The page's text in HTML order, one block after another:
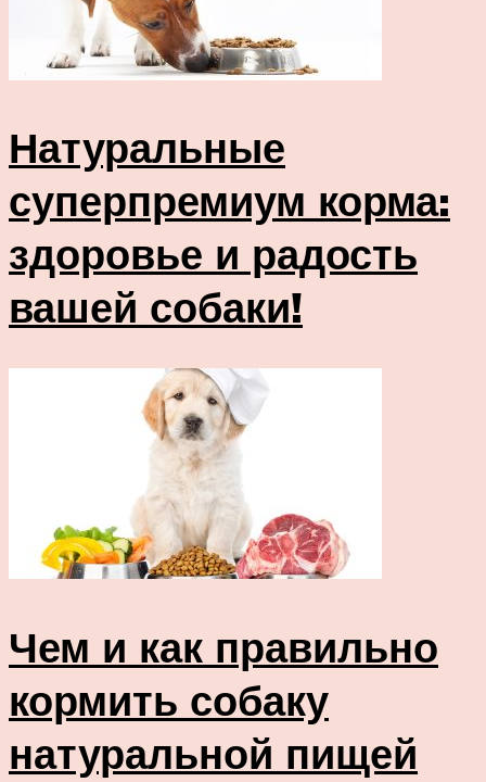
Натуральные
суперпремиум корма:
здоровье и радость
вашей собаки!
Чем и как правильно
кормить собаку
натуральной пищей